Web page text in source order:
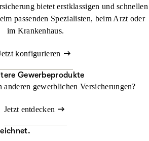
bietet erstklassigen und schnellen
passenden Spezialisten, beim Arzt oder
im Krankenhaus.
konfigurieren
Gewerbeprodukte
anderen gewerblichen Versicherungen?
Jetzt entdecken